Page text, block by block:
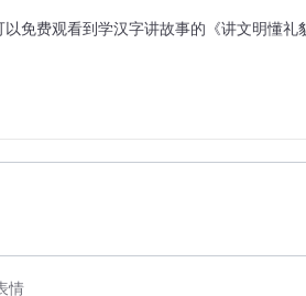
以免费观看到学汉字讲故事的《讲文明懂礼
情